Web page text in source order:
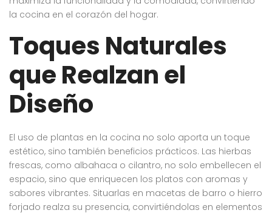
la cocina en el corazón del hogar.
Toques Naturales
que Realzan el
Diseño
El uso de plantas en la cocina no solo aporta un toque
estético, sino también beneficios prácticos. Las hierbas
frescas, como albahaca o cilantro, no solo embellecen el
espacio, sino que enriquecen los platos con aromas y
sabores vibrantes. Situarlas en macetas de barro o hierro
forjado realza su presencia, convirtiéndolas en elementos